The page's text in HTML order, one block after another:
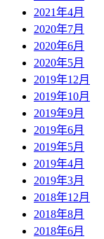
2021年4月
2020年7月
2020年6月
2020年5月
2019年12月
2019年10月
2019年9月
2019年6月
2019年5月
2019年4月
2019年3月
2018年12月
2018年8月
2018年6月